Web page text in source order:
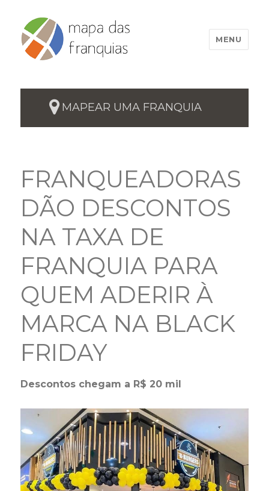
MENU
MAPEAR UMA FRANQUIA
FRANQUEADORAS
DÃO DESCONTOS
NA TAXA DE
FRANQUIA PARA
QUEM ADERIR À
MARCA NA BLACK
FRIDAY
Descontos chegam a R$ 20 mil